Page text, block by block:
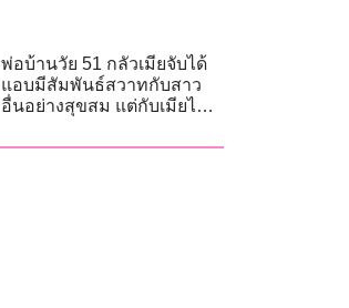
พ่อบ้านวัย 51 กลัวเมียจับได้
แอบมีสัมพันธ์สวาทกับสาว
อื่นอย่างสุขสม แต่กับเมียไม่มี